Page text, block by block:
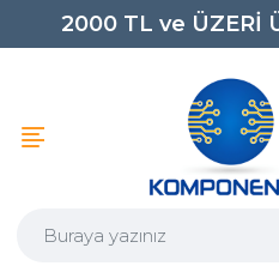
2000 TL ve ÜZERİ
0850